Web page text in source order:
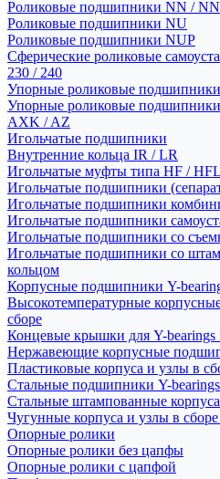
Роликовые подшипники NN /
Роликовые подшипники NU
Роликовые подшипники NUP
Сферические роликовые
230 / 240
Упорные роликовые
Упорные роликовые
AXK / AZ
Игольчатые подшипники
Внутренние кольца IR / LR
Игольчатые муфты типа HF / HFL
Игольчатые подшипники
Игольчатые подшипники
Игольчатые подшипники
Игольчатые подшипники со
Игольчатые подшипники со
кольцом
Корпусные подшипники Y-
Высокотемпературные
сборе
Концевые крышки для Y-bearings
Нержавеющие корпусные
Пластиковые корпуса и узлы в
Стальные подшипники Y-bearings
Стальные штампованные
Чугунные корпуса и узлы в
Опорные ролики
Опорные ролики без цапфы
Опорные ролики с цапфой